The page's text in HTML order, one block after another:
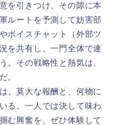
を引きつけ、その隙に本
ルートを予測して妨害部
ボイスチャット（外部ツ
を共有し、一門全体で連
。その戦略性と熱気は、
。
、莫大な報酬と、何物に
る。一人では決して味わ
む興奮を、ぜひ体験して